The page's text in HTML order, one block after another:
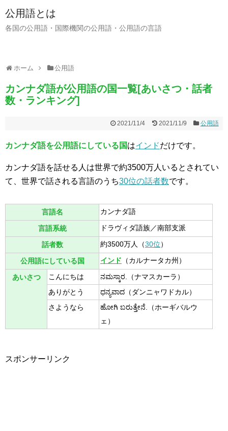
公用語とは
各国の公用語・国際機関の公用語・公用語の言語
ホーム 公用語
カンナダ語が公用語の国一覧[あいさつ・話者
数・ランキング]
2021/11/4 2021/11/9 公用語
カンナダ語を公用語にしている国はインドだけです。
カンナダ語を話せる人は世界で約3500万人いるとされてい
て、世界で話される言語のうち30位の話者数です。
言語名 カンナダ語
言語系統 ドラヴィダ語族／南部支派
話者数 約3500万人（30位）
公用語にしている国 インド （カルナータカ州）
あいさつ こんにちは
ನಮಸ್ಕಾರ.（ナマスカーラ）
ありがとう
ಧನ್ಯವಾದ（ダンニャワドカル）
さようなら
ಹೋಗಿ ಬರುತ್ತೇನೆ.（ホーギバルウ
ェ）
スポンサーリンク